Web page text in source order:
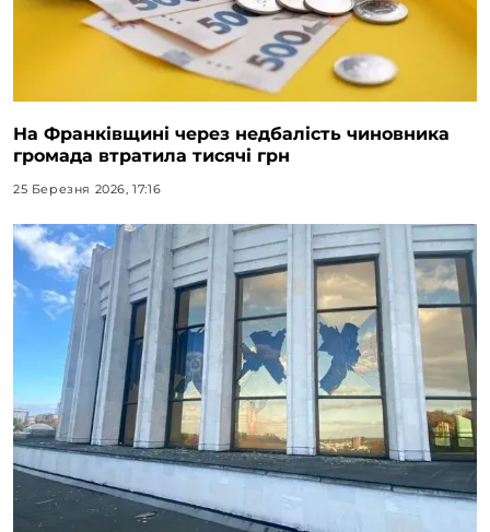
На Франківщині через недбалість чиновника
громада втратила тисячі грн
25 Березня 2026, 17:16